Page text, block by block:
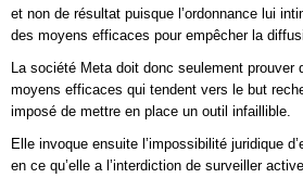
et non de résultat puisque l’ordonnance lui
des moyens efficaces pour empêcher la
La société Meta doit donc seulement prouver
moyens efficaces qui tendent vers le but
imposé de mettre en place un outil infaillible.
Elle invoque ensuite l’impossibilité juridique
en ce qu’elle a l’interdiction de surveiller